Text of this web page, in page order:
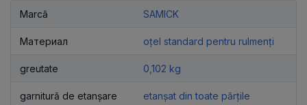
Marcă SAMICK
Материал oțel standard pentru rulmenți
greutate 0,102 kg
garnitură de etanșare etanșat din toate părțile